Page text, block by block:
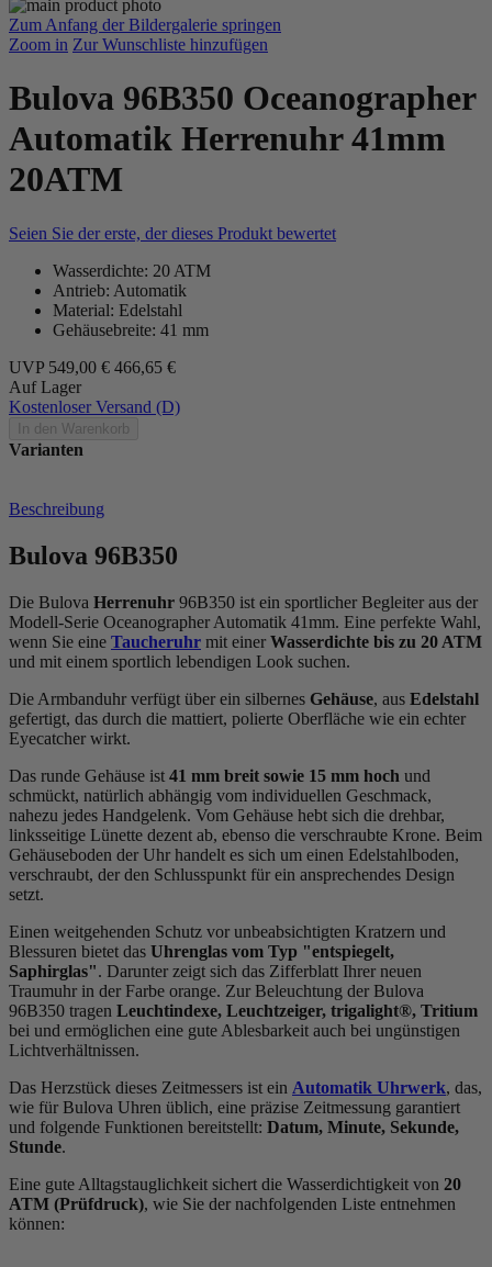
Zum Anfang der Bildergalerie springen
Zoom in Zur Wunschliste hinzufügen
Bulova 96B350 Oceanographer
Automatik Herrenuhr 41mm
20ATM
Seien Sie der erste, der dieses Produkt bewertet
Wasserdichte: 20 ATM
Antrieb: Automatik
Material: Edelstahl
Gehäusebreite: 41 mm
UVP 549,00 € 466,65 €
Auf Lager
Kostenloser Versand (D)
In den Warenkorb
Varianten
Beschreibung
Bulova 96B350
Die Bulova Herrenuhr 96B350 ist ein sportlicher Begleiter aus der
Modell-Serie Oceanographer Automatik 41mm. Eine perfekte Wahl,
wenn Sie eine Taucheruhr mit einer Wasserdichte bis zu 20 ATM
und mit einem sportlich lebendigen Look suchen.
Die Armbanduhr verfügt über ein silbernes Gehäuse, aus Edelstahl
gefertigt, das durch die mattiert, polierte Oberfläche wie ein echter
Eyecatcher wirkt.
Das runde Gehäuse ist 41 mm breit sowie 15 mm hoch und
schmückt, natürlich abhängig vom individuellen Geschmack,
nahezu jedes Handgelenk. Vom Gehäuse hebt sich die drehbar,
linksseitige Lünette dezent ab, ebenso die verschraubte Krone. Beim
Gehäuseboden der Uhr handelt es sich um einen Edelstahlboden,
verschraubt, der den Schlusspunkt für ein ansprechendes Design
setzt.
Einen weitgehenden Schutz vor unbeabsichtigten Kratzern und
Blessuren bietet das Uhrenglas vom Typ "entspiegelt,
Saphirglas". Darunter zeigt sich das Zifferblatt Ihrer neuen
Traumuhr in der Farbe orange. Zur Beleuchtung der Bulova
96B350 tragen Leuchtindexe, Leuchtzeiger, trigalight®, Tritium
bei und ermöglichen eine gute Ablesbarkeit auch bei ungünstigen
Lichtverhältnissen.
Das Herzstück dieses Zeitmessers ist ein Automatik Uhrwerk, das,
wie für Bulova Uhren üblich, eine präzise Zeitmessung garantiert
und folgende Funktionen bereitstellt: Datum, Minute, Sekunde,
Stunde.
Eine gute Alltagstauglichkeit sichert die Wasserdichtigkeit von 20
ATM (Prüfdruck), wie Sie der nachfolgenden Liste entnehmen
können: